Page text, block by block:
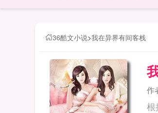
36酷文小说>我在异界有间客栈
作
根